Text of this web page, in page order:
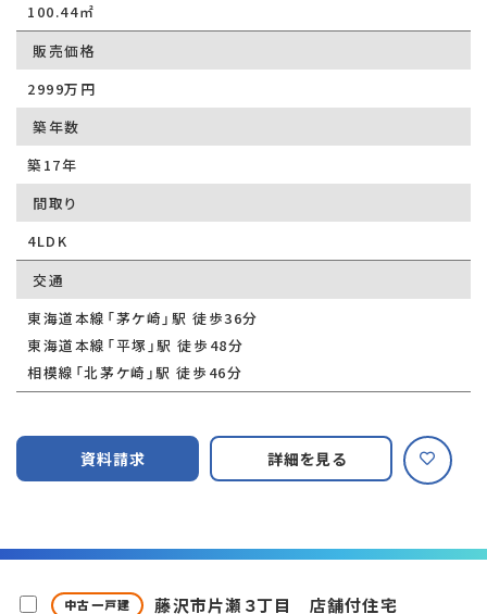
100.44㎡
販売価格
2999万円
築年数
築17年
間取り
4LDK
交通
東海道本線「茅ケ崎」駅 徒歩36分
東海道本線「平塚」駅 徒歩48分
相模線「北茅ケ崎」駅 徒歩46分
資料請求 詳細を見る
中古一戸建 藤沢市片瀬３丁目 店舗付住宅